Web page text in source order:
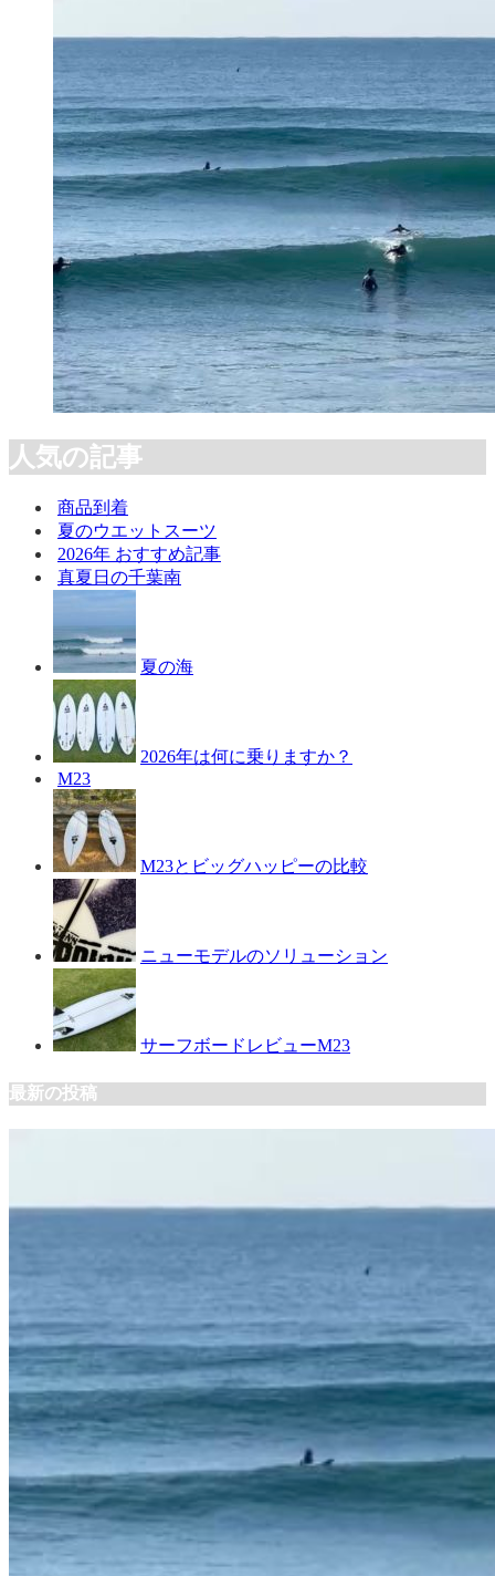
人気の記事
商品到着
夏のウエットスーツ
2026年 おすすめ記事
真夏日の千葉南
夏の海
2026年は何に乗りますか？
M23
M23とビッグハッピーの比較
ニューモデルのソリューション
サーフボードレビューM23
最新の投稿